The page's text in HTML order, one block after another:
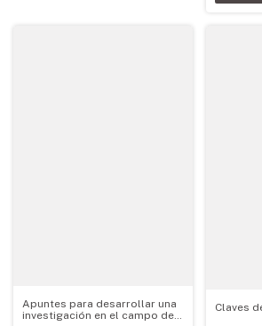
Apuntes para desarrollar una
investigación en el campo de
Claves